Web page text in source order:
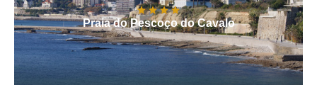
Praia do Pescoço do Cavalo